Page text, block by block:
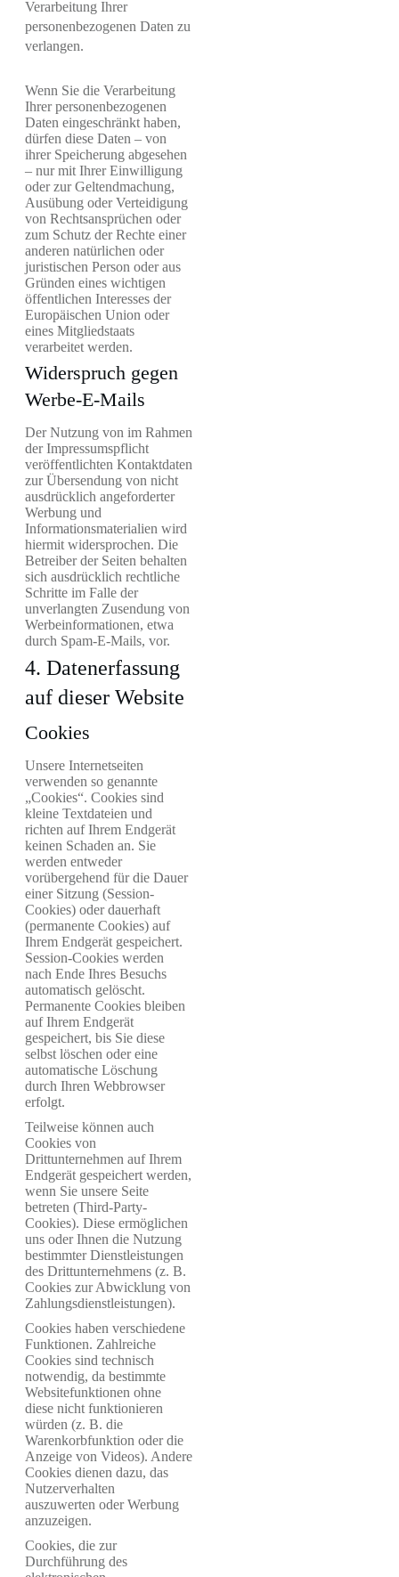
Verarbeitung Ihrer
personenbezogenen Daten zu
verlangen.
Wenn Sie die Verarbeitung
Ihrer personenbezogenen
Daten eingeschränkt haben,
dürfen diese Daten – von
ihrer Speicherung abgesehen
– nur mit Ihrer Einwilligung
oder zur Geltendmachung,
Ausübung oder Verteidigung
von Rechtsansprüchen oder
zum Schutz der Rechte einer
anderen natürlichen oder
juristischen Person oder aus
Gründen eines wichtigen
öffentlichen Interesses der
Europäischen Union oder
eines Mitgliedstaats
verarbeitet werden.
Widerspruch gegen
Werbe-E-Mails
Der Nutzung von im Rahmen
der Impressumspflicht
veröffentlichten Kontaktdaten
zur Übersendung von nicht
ausdrücklich angeforderter
Werbung und
Informationsmaterialien wird
hiermit widersprochen. Die
Betreiber der Seiten behalten
sich ausdrücklich rechtliche
Schritte im Falle der
unverlangten Zusendung von
Werbeinformationen, etwa
durch Spam-E-Mails, vor.
4. Datenerfassung
auf dieser Website
Cookies
Unsere Internetseiten
verwenden so genannte
„Cookies“. Cookies sind
kleine Textdateien und
richten auf Ihrem Endgerät
keinen Schaden an. Sie
werden entweder
vorübergehend für die Dauer
einer Sitzung (Session-
Cookies) oder dauerhaft
(permanente Cookies) auf
Ihrem Endgerät gespeichert.
Session-Cookies werden
nach Ende Ihres Besuchs
automatisch gelöscht.
Permanente Cookies bleiben
auf Ihrem Endgerät
gespeichert, bis Sie diese
selbst löschen oder eine
automatische Löschung
durch Ihren Webbrowser
erfolgt.
Teilweise können auch
Cookies von
Drittunternehmen auf Ihrem
Endgerät gespeichert werden,
wenn Sie unsere Seite
betreten (Third-Party-
Cookies). Diese ermöglichen
uns oder Ihnen die Nutzung
bestimmter Dienstleistungen
des Drittunternehmens (z. B.
Cookies zur Abwicklung von
Zahlungsdienstleistungen).
Cookies haben verschiedene
Funktionen. Zahlreiche
Cookies sind technisch
notwendig, da bestimmte
Websitefunktionen ohne
diese nicht funktionieren
würden (z. B. die
Warenkorbfunktion oder die
Anzeige von Videos). Andere
Cookies dienen dazu, das
Nutzerverhalten
auszuwerten oder Werbung
anzuzeigen.
Cookies, die zur
Durchführung des